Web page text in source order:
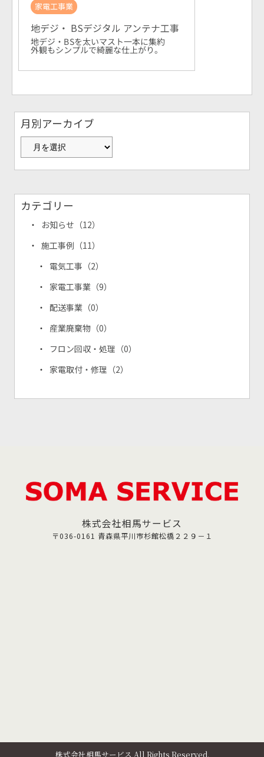
家電工事業
地デジ・ BSデジタル アンテナ工事
地デジ・BSを太いマスト一本に集約
外観もシンプルで綺麗な仕上がり。
月別アーカイブ
カテゴリー
お知らせ （12）
施工事例 （11）
電気工事 （2）
家電工事業 （9）
配送事業 （0）
産業廃棄物 （0）
フロン回収・処理 （0）
家電取付・修理 （2）
株式会社相馬サービス
〒036-0161 青森県平川市杉館松橋２２９－１
株式会社相馬サービス All Rights Reserved.